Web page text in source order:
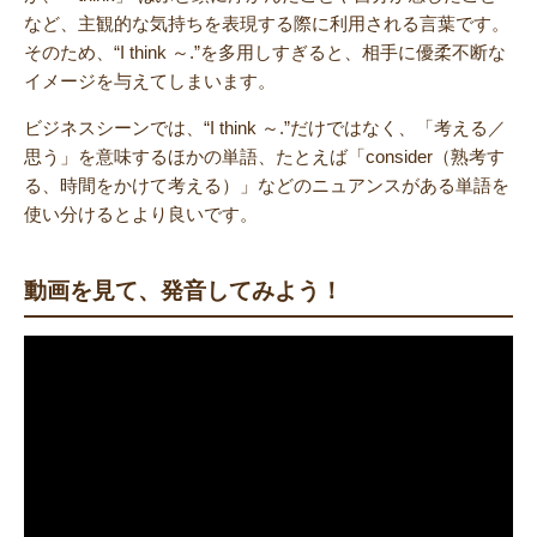
など、主観的な気持ちを表現する際に利用される言葉です。
そのため、“I think ～.”を多用しすぎると、相手に優柔不断な
イメージを与えてしまいます。
ビジネスシーンでは、“I think ～.”だけではなく、「考える／
思う」を意味するほかの単語、たとえば「consider（熟考す
る、時間をかけて考える）」などのニュアンスがある単語を
使い分けるとより良いです。
動画を見て、発音してみよう！